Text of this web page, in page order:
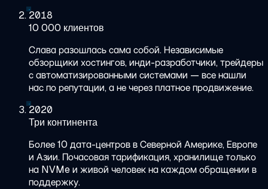
2018
10 000 клиентов
Слава разошлась сама собой. Независимые
обзорщики хостингов, инди-разработчики, трейдеры
с автоматизированными системами — все нашли
нас по репутации, а не через платное продвижение.
2020
Три континента
Более 10 дата-центров в Северной Америке, Европе
и Азии. Почасовая тарификация, хранилище только
на NVMe и живой человек на каждом обращении в
поддержку.